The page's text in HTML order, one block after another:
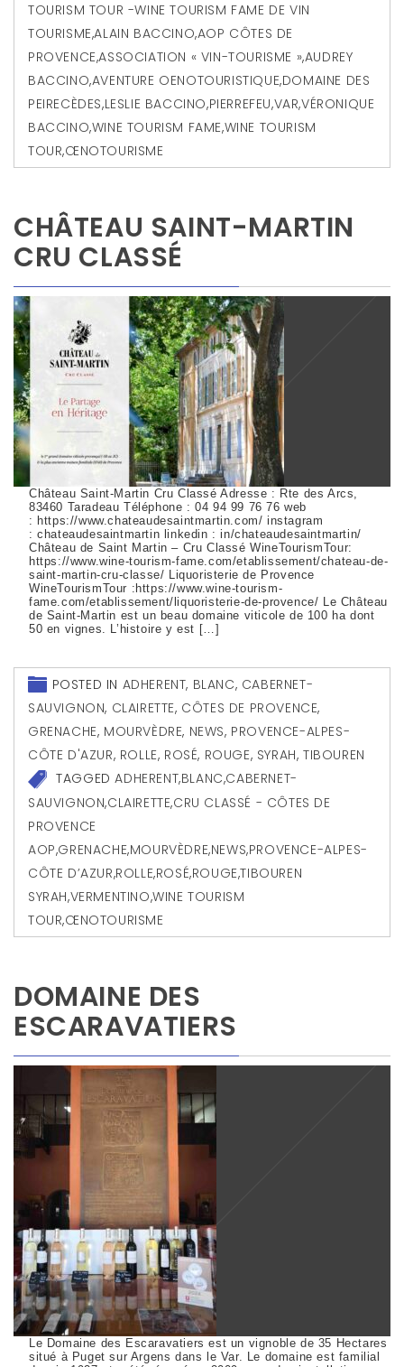
TOURISM TOUR -WINE TOURISM FAME DE VIN
TOURISME,ALAIN BACCINO,AOP CÔTES DE
PROVENCE,ASSOCIATION « VIN-TOURISME »,AUDREY
BACCINO,AVENTURE OENOTOURISTIQUE,DOMAINE DES
PEIRECÈDES,LESLIE BACCINO,PIERREFEU,VAR,VÉRONIQUE
BACCINO,WINE TOURISM FAME,WINE TOURISM
TOUR,ŒNOTOURISME
CHÂTEAU SAINT-MARTIN
CRU CLASSÉ
Château Saint-Martin Cru Classé Adresse : Rte des Arcs,
83460 Taradeau Téléphone : 04 94 99 76 76 web
: https://www.chateaudesaintmartin.com/ instagram
: chateaudesaintmartin linkedin : in/chateaudesaintmartin/
Château de Saint Martin – Cru Classé WineTourismTour:
https://www.wine-tourism-fame.com/etablissement/chateau-de-
saint-martin-cru-classe/ Liquoristerie de Provence
WineTourismTour :https://www.wine-tourism-
fame.com/etablissement/liquoristerie-de-provence/ Le Château
de Saint-Martin est un beau domaine viticole de 100 ha dont
50 en vignes. L’histoire y est […]
POSTED IN ADHERENT, BLANC, CABERNET-
SAUVIGNON, CLAIRETTE, CÔTES DE PROVENCE,
GRENACHE, MOURVÈDRE, NEWS, PROVENCE-ALPES-
CÔTE D'AZUR, ROLLE, ROSÉ, ROUGE, SYRAH,TIBOUREN
TAGGEDADHERENT,BLANC,CABERNET-
SAUVIGNON,CLAIRETTE,CRU CLASSÉ - CÔTES DE
PROVENCE
AOP,GRENACHE,MOURVÈDRE,NEWS,PROVENCE-ALPES-
CÔTE D’AZUR,ROLLE,ROSÉ,ROUGE,TIBOUREN
SYRAH,VERMENTINO,WINE TOURISM
TOUR,ŒNOTOURISME
DOMAINE DES
ESCARAVATIERS
Le Domaine des Escaravatiers est un vignoble de 35 Hectares
situé à Puget sur Argens dans le Var. Le domaine est familial